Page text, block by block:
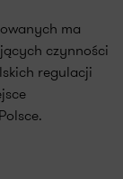
ma
czynności
regulacji